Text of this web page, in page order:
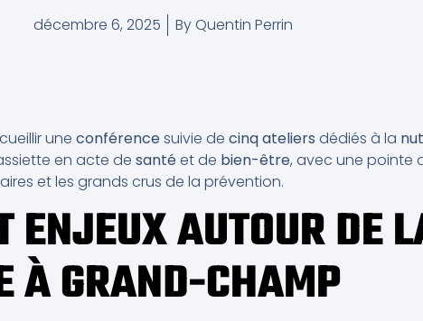
décembre 6, 2025 ByQuentin Perrin
une conférencesuivie de cinq ateliers dédiés à la
en acte de santéet de bien-être, avec une pointe
et les grands crus de la prévention.
ENJEUX AUTOUR DE
À GRAND-CHAMP